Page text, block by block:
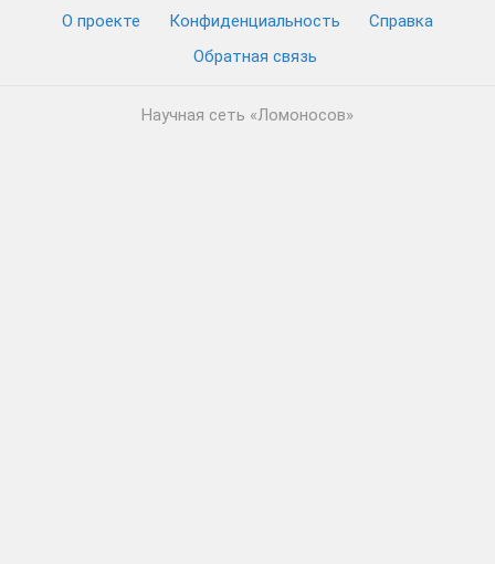
О проекте Конфиденциальность
Cправка
Обратная связь
Научная сеть «Ломоносов»